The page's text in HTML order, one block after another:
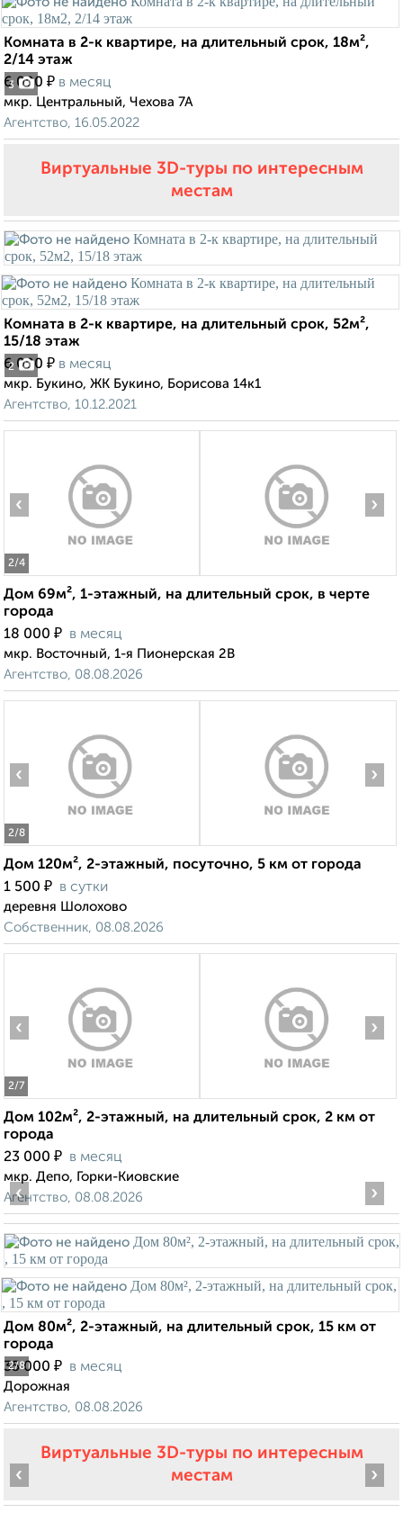
3
Комната в 2-к квартире, на длительный срок, 18м²,
2/14 этаж
6 000 ₽ в месяц
мкр. Центральный, Чехова 7А
Агентство, 16.05.2022
Виртуальные 3D-туры по интересным
местам
2
Комната в 2-к квартире, на длительный срок, 52м²,
15/18 этаж
6 000 ₽ в месяц
мкр. Букино, ЖК Букино, Борисова 14к1
Агентство, 10.12.2021
2/4
‹ ›
Дом 69м², 1-этажный, на длительный срок, в черте
города
18 000 ₽ в месяц
мкр. Восточный, 1-я Пионерская 2В
Агентство, 08.08.2026
2/8
‹ ›
Дом 120м², 2-этажный, посуточно, 5 км от города
1 500 ₽ в сутки
деревня Шолохово
Собственник, 08.08.2026
2/7
‹ ›
Дом 102м², 2-этажный, на длительный срок, 2 км от
города
23 000 ₽ в месяц
мкр. Депо, Горки-Киовские
Агентство, 08.08.2026
2/8
‹ ›
Дом 80м², 2-этажный, на длительный срок, 15 км от
города
35 000 ₽ в месяц
Дорожная
Агентство, 08.08.2026
Виртуальные 3D-туры по интересным
местам
‹ ›